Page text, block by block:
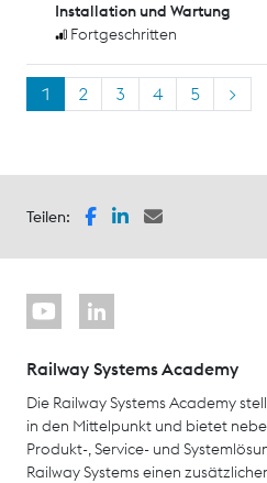
Installation und Wartung
Fortgeschritten
1 2 3 4 5 >
Teilen:
Railway Systems Academy
Die Railway Systems Academy
in den Mittelpunkt und bietet
Produkt-, Service- und
Railway Systems einen